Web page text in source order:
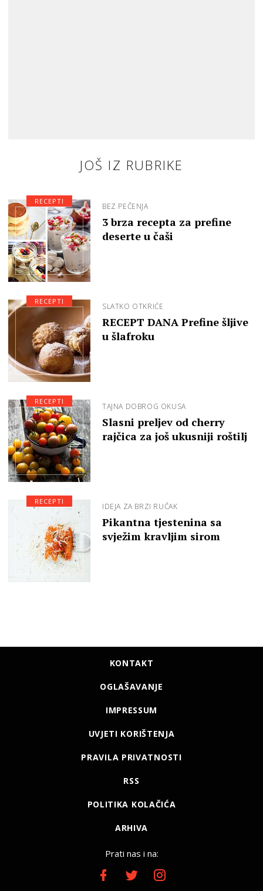
JOŠ IZ RUBRIKE
BEZ PEČENJA
3 brza recepta za prefine
deserte u čaši
RECEPTI
SLATKO OTKRIĆE
RECEPT DANA Prefine šljive
u šlafroku
RECEPTI
TAJNA DOBROG OKUSA
Slasni preljev od cherry
rajčica za još ukusniji roštilj
RECEPTI
IDEJA ZA BRZI RUČAK
Pikantna tjestenina sa
svježim kravljim sirom
RECEPTI
KONTAKT
OGLAŠAVANJE
IMPRESSUM
UVJETI KORIŠTENJA
PRAVILA PRIVATNOSTI
RSS
POLITIKA KOLAČIĆA
ARHIVA
Prati nas i na: